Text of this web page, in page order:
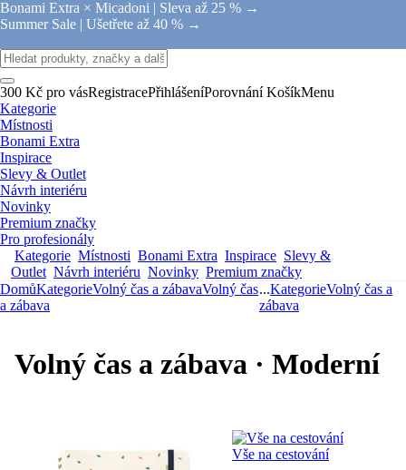
Bonami Extra × Micadoni | Sleva až 25 % →
Summer Sale | Ušetřete až 40 % →
300 Kč pro vásRegistracePřihlášeníPorovnání KošíkMenu
Kategorie
Místnosti
Bonami Extra
Inspirace
Slevy & Outlet
Návrh interiéru
Novinky
Premium značky
Pro profesionály
Kategorie Místnosti Bonami Extra Inspirace Slevy &
Outlet Návrh interiéru Novinky Premium značky
DomůKategorieVolný čas a zábavaVolný čas
a zábava
...KategorieVolný čas a
zábava
Volný čas a zábava · Moderní
Vše na cestování